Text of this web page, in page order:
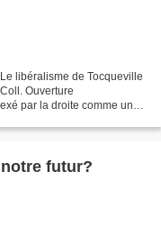
libéralisme de Tocqueville
Ouverture
par la droite comme un
futur?